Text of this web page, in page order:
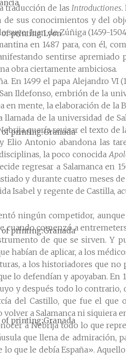
traducción de lasIntroductiones.
sus conocimientos y del
Juan de Zúñiga (1459-
en 1487 para, con él,
sentirse apremiado
obra ciertamente ambiciosa.
1499 el papa Alejandro VI
Ildefonso, embrión de la
en mente, la elaboración de
de la universidad de
quería revisar el texto de
Antonio abandona las
la poco conocida
regresar a Salamanca en
y durante cuatro meses de
Isabel y regente de Castilla,
ningún competidor,
comenzó a
de que se sirven. Y
habían de aplicar, a los
a los historiadores que no
lo defendían y apoyaban. En
y después todo lo contrario,
del Castillo, que fue el que
a Salamanca ni siquiera
a Nebrija todo lo que
que llena de admiración,
lo que le debía España».
of printing Lyon
of printing Granada
of printing Granada
of printing Granada